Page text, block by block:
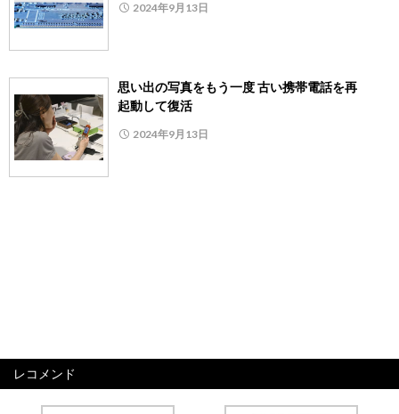
2024年9月13日
思い出の写真をもう一度 古い携帯電話を再
起動して復活
2024年9月13日
レコメンド